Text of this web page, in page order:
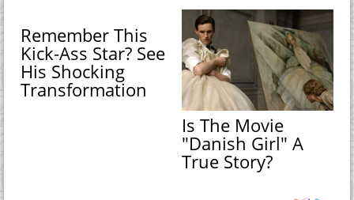
Remember This
Kick-Ass Star? See
His Shocking
Transformation
Is The Movie
"Danish Girl" A
True Story?